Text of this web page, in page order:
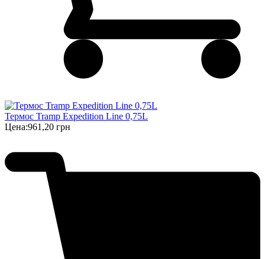
Термос Tramp Expedition Line 0,75L
Цена:961,20 грн